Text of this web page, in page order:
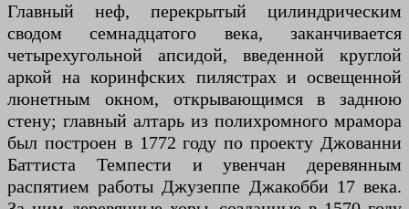
Главный неф, перекрытый цилиндрическим
сводом семнадцатого века, заканчивается
четырехугольной апсидой, введенной круглой
аркой на коринфских пилястрах и освещенной
люнетным окном, открывающимся в заднюю
стену; главный алтарь из полихромного мрамора
был построен в 1772 году по проекту Джованни
Баттиста Темпести и увенчан деревянным
распятием работы Джузеппе Джакобби 17 века.